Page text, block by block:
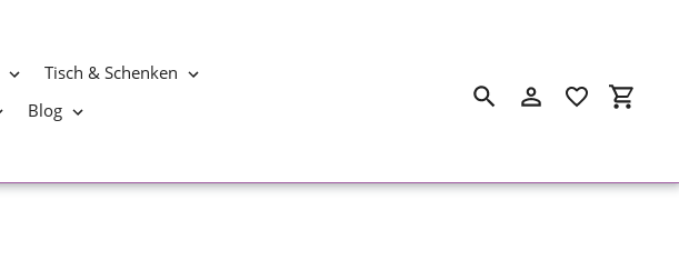
Tisch & Schenken
Blog SuchenEinloggen